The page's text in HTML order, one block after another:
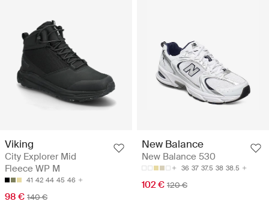
Viking
City Explorer Mid
Fleece WP M
41 42 44 45 46
98 € 140 €
New Balance
New Balance 530
36 37 37.5 38 38.5
102 € 120 €